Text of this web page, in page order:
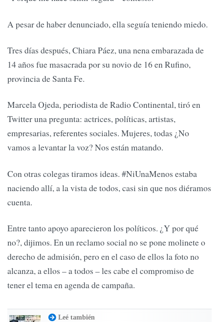
A pesar de haber denunciado, ella seguía teniendo miedo.
Tres días después, Chiara Páez, una nena embarazada de
14 años fue masacrada por su novio de 16 en Rufino,
provincia de Santa Fe.
Marcela Ojeda, periodista de Radio Continental, tiró en
Twitter una pregunta: actrices, políticas, artistas,
empresarias, referentes sociales. Mujeres, todas ¿No
vamos a levantar la voz? Nos están matando.
Con otras colegas tiramos ideas. #NiUnaMenos estaba
naciendo allí, a la vista de todos, casi sin que nos diéramos
cuenta.
Entre tanto apoyo aparecieron los políticos. ¿Y por qué
no?, dijimos. En un reclamo social no se pone molinete o
derecho de admisión, pero en el caso de ellos la foto no
alcanza, a ellos – a todos – les cabe el compromiso de
tener el tema en agenda de campaña.
Leé también